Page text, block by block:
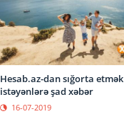
Hesab.az-dan sığorta etmək
istəyənlərə şad xəbər
16-07-2019